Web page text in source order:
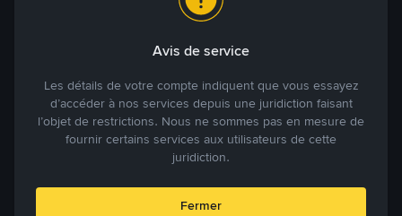
Avis de service
Les détails de votre compte indiquent que vous essayez
d’accéder à nos services depuis une juridiction faisant
l’objet de restrictions. Nous ne sommes pas en mesure de
fournir certains services aux utilisateurs de cette
juridiction.
Fermer